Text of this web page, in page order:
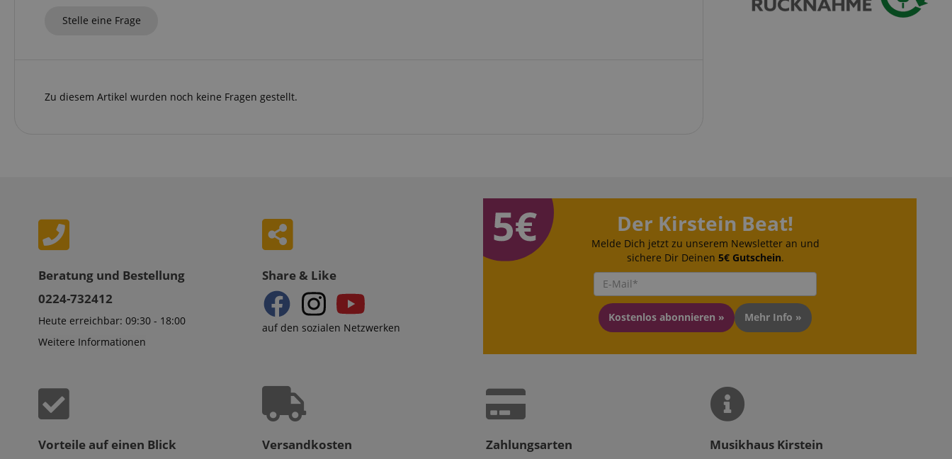
Stelle eine Frage
Zu diesem Artikel wurden noch keine Fragen gestellt.
Der Kirstein Beat!
Melde Dich jetzt zu unserem Newsletter an und
sichere Dir Deinen 5€ Gutschein.
Kostenlos abonnieren » Mehr Info »
Beratung und Bestellung
0224-732412
Heute erreichbar: 09:30 - 18:00
Weitere Informationen
Share & Like
auf den sozialen Netzwerken
Vorteile auf einen Blick Versandkosten Zahlungsarten Musikhaus Kirstein